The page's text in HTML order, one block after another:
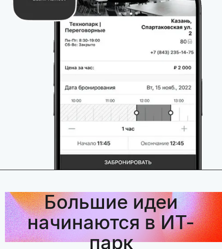
Большие идеи
начинаются в ИТ-
парк